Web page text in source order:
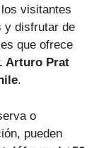
visitantes
y disfrutar de
que ofrece
Arturo Prat
.
o
pueden